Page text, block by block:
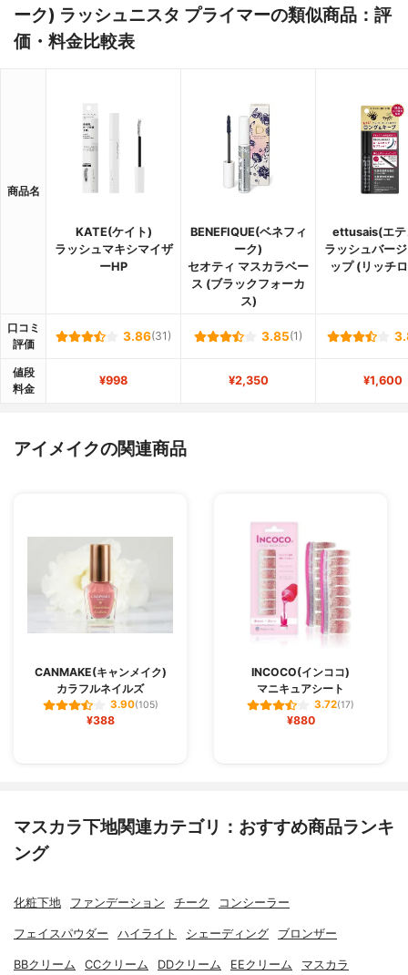
ーク) ラッシュニスタ プライマーの類似商品：評
価・料金比較表
商品名
KATE(ケイト)
ラッシュマキシマイザ
ーHP
BENEFIQUE(ベネフィ
ーク)
セオティ マスカラベー
ス (ブラックフォーカ
ス)
ettusais(エテ
ラッシュバー
ップ (リッチ
口コミ
評価
3.86(31) 3.85(1)
値段
料金
¥998 ¥2,350 ¥1,600
アイメイクの関連商品
CANMAKE(キャンメイク)
カラフルネイルズ
3.90(105)
¥388
INCOCO(インココ)
マニキュアシート
3.72(17)
¥880
マスカラ下地関連カテゴリ：おすすめ商品ランキ
ング
化粧下地 ファンデーション チーク コンシーラー
フェイスパウダー ハイライト シェーディング ブロンザー
BBクリーム CCクリーム DDクリーム EEクリーム マスカラ